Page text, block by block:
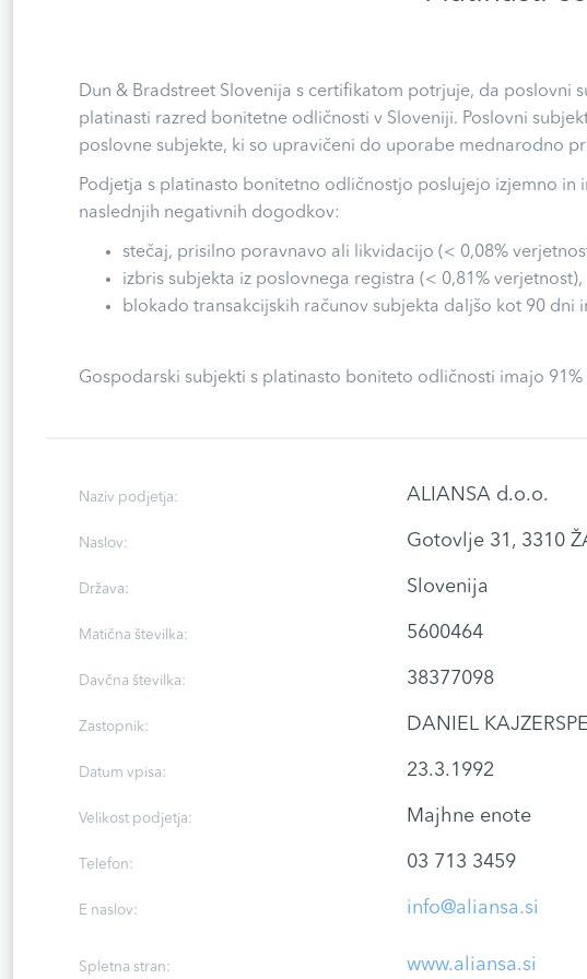
Dun & Bradstreet Slovenija s certifikatom potrjuje, da
platinasti razred bonitetne odličnosti v Sloveniji. Poslovni
poslovne subjekte, ki so upravičeni do uporabe mednarodno
Podjetja s platinasto bonitetno odličnostjo poslujejo izjemno
naslednjih negativnih dogodkov:
stečaj, prisilno poravnavo ali likvidacijo (< 0,08%
izbris subjekta iz poslovnega registra (< 0,81% verjetnost),
blokado transakcijskih računov subjekta daljšo kot 90 dni
Gospodarski subjekti s platinasto boniteto odličnosti imajo
Naziv podjetja: ALIANSA d.o.o.
Naslov: Gotovlje 31, 3310
Država: Slovenija
Matična številka: 5600464
Davčna številka: 38377098
Zastopnik: DANIEL
Datum vpisa: 23.3.1992
Velikost podjetja: Majhne enote
Telefon: 03 713 3459
E naslov: info@aliansa.si
Spletna stran: www.aliansa.si